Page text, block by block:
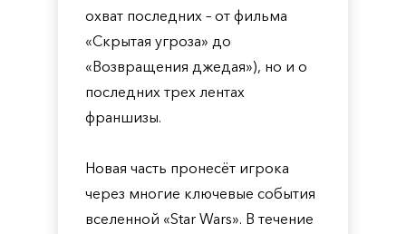
охват последних – от фильма
«Скрытая угроза» до
«Возвращения джедая»), но и о
последних трех лентах
франшизы.
Новая часть пронесёт игрока
через многие ключевые события
вселенной «Star Wars». В течение